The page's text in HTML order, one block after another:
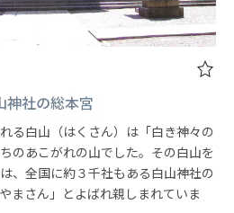
神社の総本宮
る白山（はくさん）は「白き神々の
のあこがれの山でした。その白山を
、全国に約３千社もある白山神社の
まさん」とよばれ親しまれていま